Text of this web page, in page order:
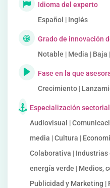
Idioma del experto
Español | Inglés
Grado de innovación
Notable | Media | Baja
Fase en la que
Crecimiento |
Especialización sectorial
Audiovisual |
media | Cultura |
Colaborativa |
energía verde | Medios,
Publicidad y Marketing |